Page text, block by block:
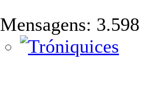
Mensagens: 3.598